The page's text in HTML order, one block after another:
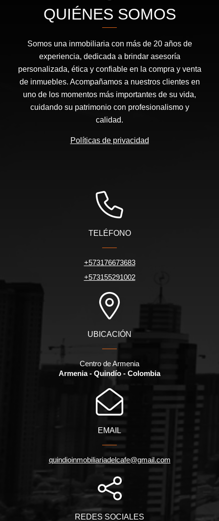
QUIÉNES SOMOS
Somos una inmobiliaria con más de 20 años de
experiencia, dedicada a brindar asesoría
personalizada, ética y confiable en la compra y venta
de inmuebles. Acompañamos a nuestros clientes en
uno de los momentos más importantes de su vida,
cuidando su patrimonio con profesionalismo y
calidad.
Políticas de privacidad
TELÉFONO
+573176673683
+573155291002
UBICACIÓN
Centro de Armenia
Armenia - Quindío - Colombia
EMAIL
quindioinmobiliariadelcafe@gmail.com
REDES SOCIALES